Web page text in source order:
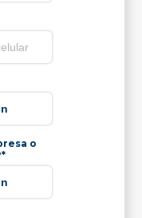
o